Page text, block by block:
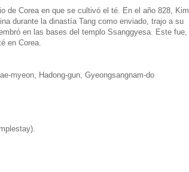
de Corea en que se cultivó el té. En el año 828, Kim
durante la dinastía Tang como enviado, trajo a su
en las bases del templo Ssanggyesa. Este fue,
en Corea.
myeon, Hadong-gun, Gyeongsangnam-do